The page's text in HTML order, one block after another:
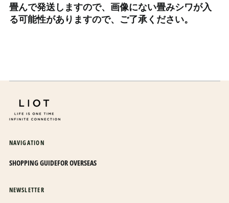
畳んで発送しますので、画像にない畳みシワが入
る可能性がありますので、ご了承ください。
NAVIGATION
SHOPPING GUIDEFOR OVERSEAS
NEWSLETTER
カタール (QAR ر.ق)
カナダ (CAD $)
ガンビア (GMD D)
キプロス (EUR €)